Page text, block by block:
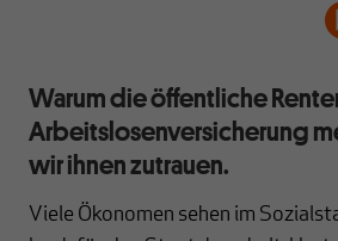
Warum die öffentliche
Arbeitslosenversicherung
wir ihnen zutrauen.
Viele Ökonomen sehen im